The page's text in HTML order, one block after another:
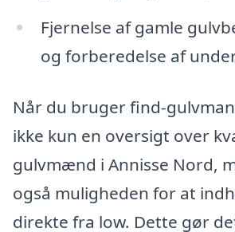
Fjernelse af gamle
og forberedelse af
Når du bruger find-
ikke kun en oversigt over
gulvmænd i Annisse Nord,
også muligheden for at
direkte fra low. Dette gør